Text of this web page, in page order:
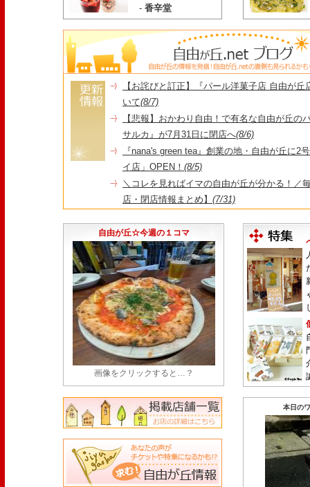
- 香辛堂
【お詫びと訂正】『パール洋菓子店 自由が
いて(8/7)
【悲報】おかわり自由！で有名な自由が丘の
サルカ』が7月31日に閉店へ(8/6)
『nana's green tea』創業の地・自由が丘に2
イ店」OPEN！ (8/5)
＼コレを見ればイマの自由が丘が分かる！／
店・閉店情報まとめ】 (7/31)
永久パス配布も！
自由が丘☆今週の１コマ
画像をクリックすると…？
本日の